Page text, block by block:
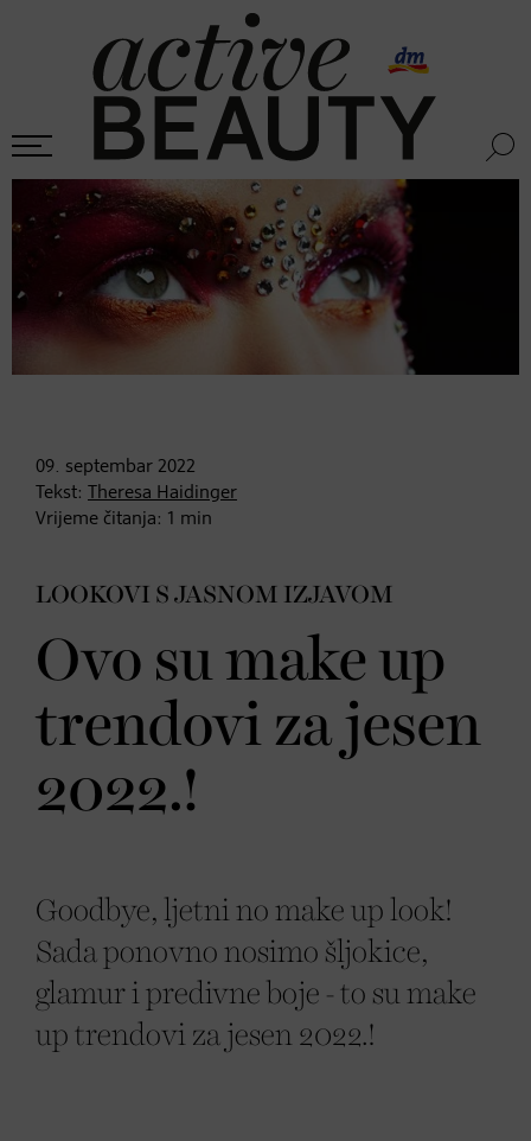
09. septembar 2022
Tekst:
Theresa Haidinger
Vrijeme čitanja: 1 min
LOOKOVI S JASNOM IZJAVOM
Ovo su make up
trendovi za jesen
2022.!
Goodbye, ljetni no make up look!
Sada ponovno nosimo šljokice,
glamur i predivne boje - to su make
up trendovi za jesen 2022.!